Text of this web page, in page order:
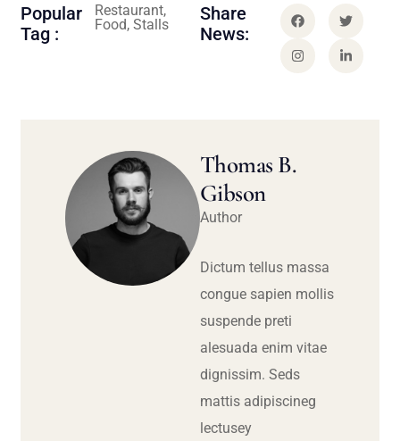
Popular
Tag :
Restaurant,
Food, Stalls
Share
News:
Thomas B.
Gibson
Author
Dictum tellus massa
congue sapien mollis
suspende preti
alesuada enim vitae
dignissim. Seds
mattis adipiscineg
lectusey